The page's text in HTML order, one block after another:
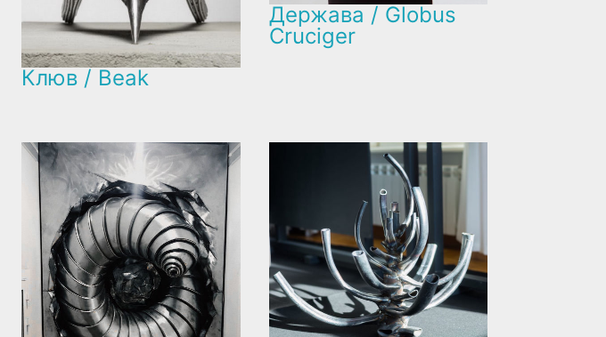
Клюв / Beak
Держава / Globus
Cruciger